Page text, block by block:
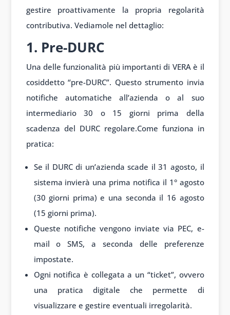
gestire proattivamente la propria regolarità
contributiva. Vediamole nel dettaglio:
1. Pre-DURC
Una delle funzionalità più importanti di VERA è il
cosiddetto “pre-DURC”. Questo strumento invia
notifiche automatiche all’azienda o al suo
intermediario 30 o 15 giorni prima della
scadenza del DURC regolare.Come funziona in
pratica:
Se il DURC di un’azienda scade il 31 agosto, il
sistema invierà una prima notifica il 1° agosto
(30 giorni prima) e una seconda il 16 agosto
(15 giorni prima).
Queste notifiche vengono inviate via PEC, e-
mail o SMS, a seconda delle preferenze
impostate.
Ogni notifica è collegata a un “ticket”, ovvero
una pratica digitale che permette di
visualizzare e gestire eventuali irregolarità.